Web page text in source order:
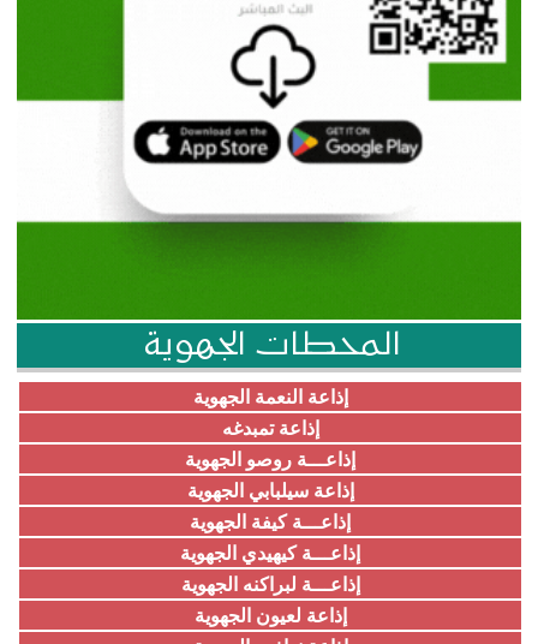
المحطات الجهوية
إذاعة النعمة الجهوية
إذاعة تمبدغه
إذاعـــة روصو الجهوية
إذاعة سيلبابي الجهوية
إذاعـــة كيفة الجهوية
إذاعـــة كيهيدي الجهوية
إذاعـــة لبراكنه الجهوية
إذاعة لعيون الجهوية